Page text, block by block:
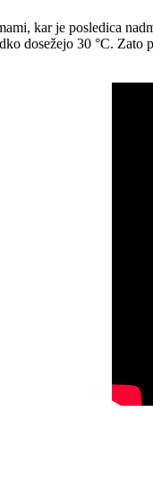
kar je posledica
dosežejo 30 °C. Zato